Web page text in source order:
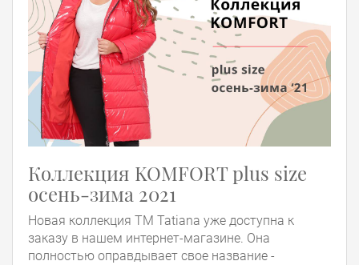
Коллекция KOMFORT plus size
осень-зима 2021
Новая коллекция ТМ Tatiana уже доступна к
заказу в нашем интернет-магазине. Она
полностью оправдывает свое название -